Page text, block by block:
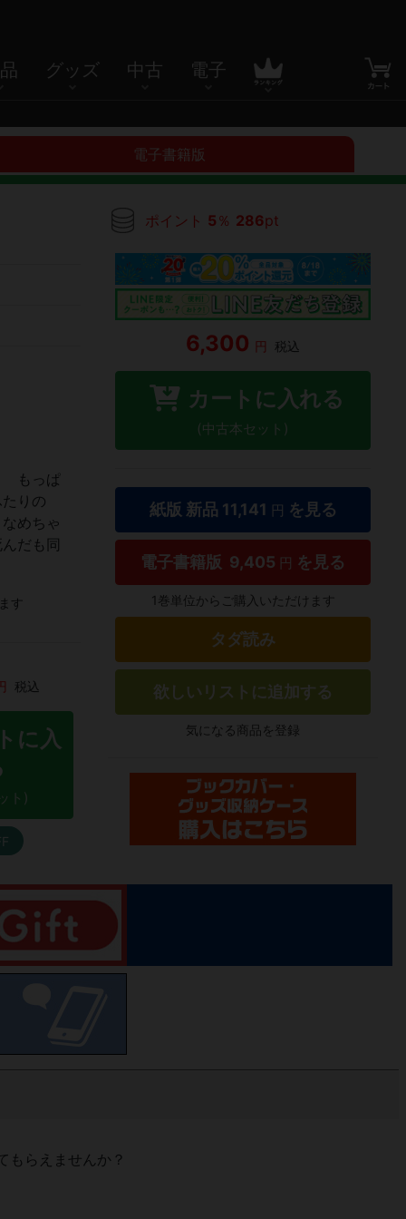
グッズ 中古 電子
電子書籍版
もっぱ
たりの
めちゃ
だも同
す
税込
に入
ト)
ポイント 5 ％ 286pt
6,300 円 税込
カートに入れる
(中古本セット)
紙版 新品 11,141 円 を見る
電子書籍版 9,405 円 を見る
1巻単位からご購入いただけます
タダ読み
欲しいリストに追加する
気になる商品を登録
もらえませんか？